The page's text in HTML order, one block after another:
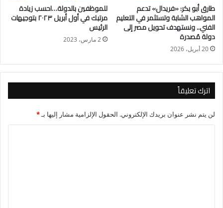
سجل عيار 18 نحو 2168 جنيها.
وسجل عيار 14 نحو 1686 جنيهاً.
بلغ سعر الجنيه الذهب نحو 20240 جنيها.
وبلغ سعر الأوقية ببورصة الذهب العالمية 1980 دولار
طارق أبو بكر: «فريدال» تدعم
المواهب الشابة وتستثمر في التعليم
الفني.. ونستهدف تحويل مصر إلى
دولة مُصدرة
20 أبريل، 2026
للموظفين بالدولة…احسب زيادة
مرتبك في أول أبريل ٢٠٢٣ بتوجيهات
الرئيس
2 مارس، 2023
اترك تعليقاً
لن يتم نشر عنوان بريدك الإلكتروني. الحقول الإلزامية مشار إليها بـ*